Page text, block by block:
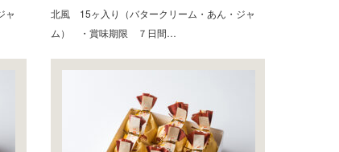
ャ
北風 15ヶ入り（バタークリーム・あん・ジャ
ム） ・賞味期限 ７日間…